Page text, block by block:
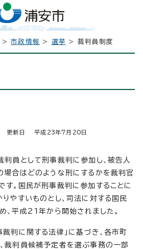
>市政情報 > 選挙 > 裁判員制度
更新日 平成 23年7月 20 日
判員として刑事裁判に参加し、被告人
場合はどのような刑にするかを裁判官
す。国民が刑事裁判に参加することに
りやすいものとし、司法に対する国民
、平成21年から開始されました。
裁判に関する法律」に基づき、各市町
裁判員候補予定者を選ぶ事務の一部